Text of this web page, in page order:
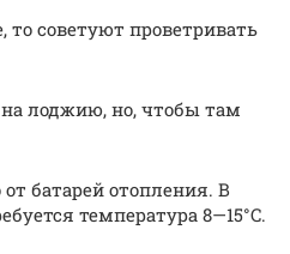
советуют проветривать
лоджию, но, чтобы там
батарей отопления. В
температура 8—15°C.